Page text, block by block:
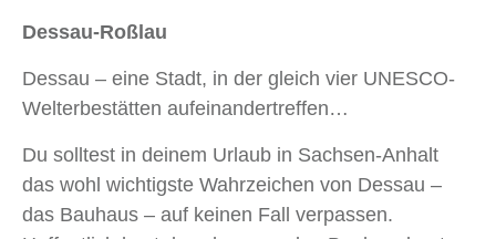
Dessau-Roßlau
Dessau – eine Stadt, in der gleich vier UNESCO-
Welterbestätten aufeinandertreffen…
Du solltest in deinem Urlaub in Sachsen-Anhalt
das wohl wichtigste Wahrzeichen von Dessau –
das Bauhaus – auf keinen Fall verpassen.